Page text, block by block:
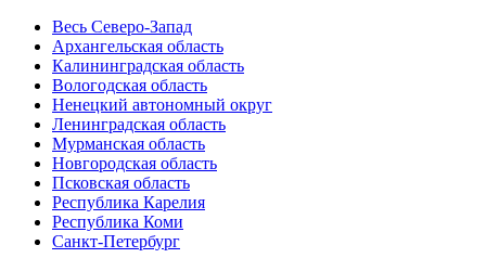
Весь Северо-Запад
Архангельская область
Калининградская область
Вологодская область
Ненецкий автономный округ
Ленинградская область
Мурманская область
Новгородская область
Псковская область
Республика Карелия
Республика Коми
Санкт-Петербург